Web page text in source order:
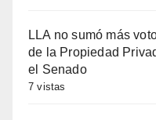
LLA no sumó más
de la Propiedad
el Senado
7 vistas